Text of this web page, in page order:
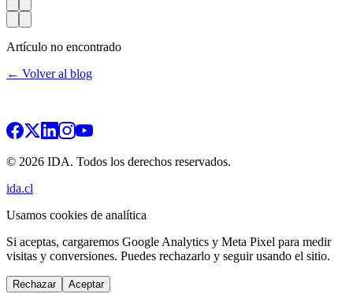
Artículo no encontrado
← Volver al blog
© 2026 IDA. Todos los derechos reservados.
ida.cl
Usamos cookies de analítica
Si aceptas, cargaremos Google Analytics y Meta Pixel para medir
visitas y conversiones. Puedes rechazarlo y seguir usando el sitio.
Rechazar Aceptar